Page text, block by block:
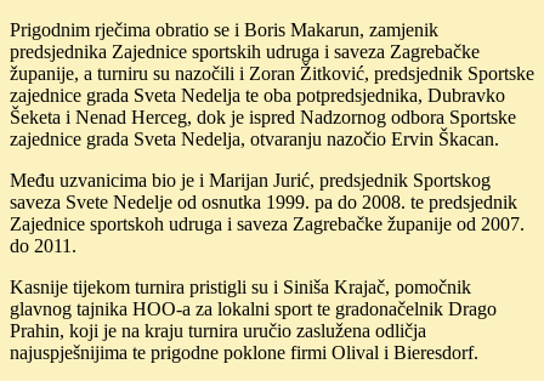
Prigodnim rječima obratio se i Boris Makarun, zamjenik
predsjednika Zajednice sportskih udruga i saveza Zagrebačke
županije, a turniru su nazočili i Zoran Žitković, predsjednik Sportske
zajednice grada Sveta Nedelja te oba potpredsjednika, Dubravko
Šeketa i Nenad Herceg, dok je ispred Nadzornog odbora Sportske
zajednice grada Sveta Nedelja, otvaranju nazočio Ervin Škacan.
Među uzvanicima bio je i Marijan Jurić, predsjednik Sportskog
saveza Svete Nedelje od osnutka 1999. pa do 2008. te predsjednik
Zajednice sportskoh udruga i saveza Zagrebačke županije od 2007.
do 2011.
Kasnije tijekom turnira pristigli su i Siniša Krajač, pomočnik
glavnog tajnika HOO-a za lokalni sport te gradonačelnik Drago
Prahin, koji je na kraju turnira uručio zaslužena odličja
najuspješnijima te prigodne poklone firmi Olival i Bieresdorf.